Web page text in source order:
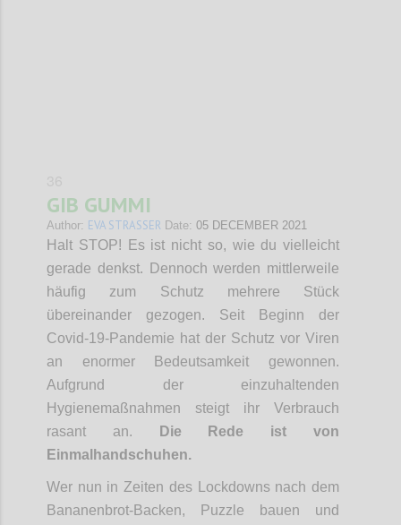
GIB GUMMI
Author: EVA STRASSER Date: 05 DECEMBER 2021
Halt STOP! Es ist nicht so, wie du vielleicht
gerade denkst. Dennoch werden mittlerweile
häufig zum Schutz mehrere Stück
übereinander gezogen. Seit Beginn der
Covid-19-Pandemie hat der Schutz vor Viren
an enormer Bedeutsamkeit gewonnen.
Aufgrund der einzuhaltenden
Hygienemaßnahmen steigt ihr Verbrauch
rasant an.
Die Rede ist von
Einmalhandschuhen.
Wer nun in Zeiten des Lockdowns nach dem
Bananenbrot-Backen, Puzzle bauen und